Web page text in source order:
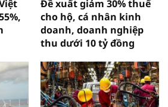
Đề xuất giảm 30% thuế
cho hộ, cá nhân kinh
doanh, doanh nghiệp
thu dưới 10 tỷ đồng